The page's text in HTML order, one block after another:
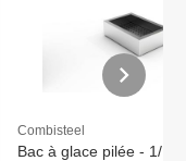
Combisteel
Bac à glace pilée - 1/